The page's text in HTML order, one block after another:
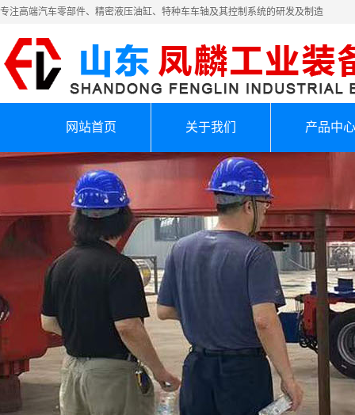
专注高端汽车零部件、精密液压油缸、特种车车轴及其控制系统的研发及制造
网站首页 关于我们 产品中心